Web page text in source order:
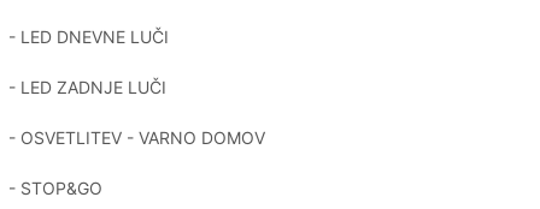
- LED DNEVNE LUČI
- LED ZADNJE LUČI
- OSVETLITEV - VARNO DOMOV
- STOP&GO